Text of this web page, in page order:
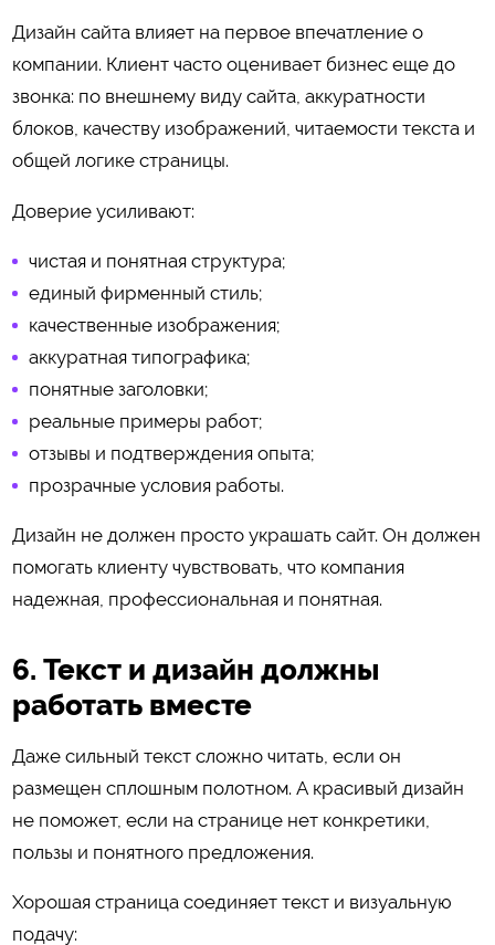
Дизайн сайта влияет на первое впечатление о
компании. Клиент часто оценивает бизнес еще до
звонка: по внешнему виду сайта, аккуратности
блоков, качеству изображений, читаемости текста и
общей логике страницы.
Доверие усиливают:
чистая и понятная структура;
единый фирменный стиль;
качественные изображения;
аккуратная типографика;
понятные заголовки;
реальные примеры работ;
отзывы и подтверждения опыта;
прозрачные условия работы.
Дизайн не должен просто украшать сайт. Он должен
помогать клиенту чувствовать, что компания
надежная, профессиональная и понятная.
6. Текст и дизайн должны
работать вместе
Даже сильный текст сложно читать, если он
размещен сплошным полотном. А красивый дизайн
не поможет, если на странице нет конкретики,
пользы и понятного предложения.
Хорошая страница соединяет текст и визуальную
подачу: